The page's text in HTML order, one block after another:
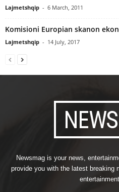
Lajmetshqip - 6 March, 2011
Komisioni Europian skanon
Lajmetshqip - 14 July, 2017
Newsmag is your news,
provide you with the latest breaking